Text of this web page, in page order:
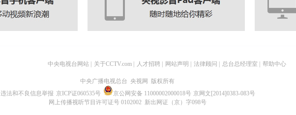
中央电视台网站 关于CCTV.com 人才招聘 网站声明 法律顾问 总台总经理室 帮助中心
中央广播电视总台 央视网 版权所有
违法和不良信息举报 京ICP证060535号 京公网安备 11000002000018号 京网文[2014]0383-083号
网上传播视听节目许可证号 0102002 新出网证（京）字098号